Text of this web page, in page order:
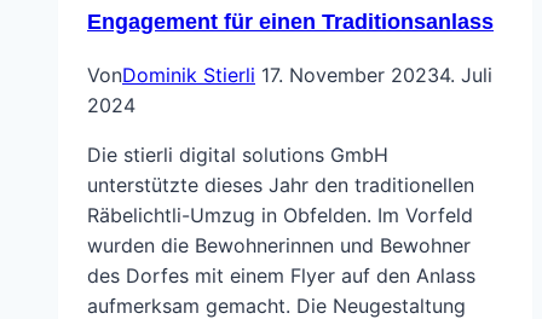
Schweizer
Engagement für einen Traditionsanlass
VonDominik Stierli 17. November 20234. Juli
2024
Die stierli digital solutions GmbH
unterstützte dieses Jahr den traditionellen
Räbelichtli-Umzug in Obfelden. Im Vorfeld
wurden die Bewohnerinnen und Bewohner
des Dorfes mit einem Flyer auf den Anlass
aufmerksam gemacht. Die Neugestaltung